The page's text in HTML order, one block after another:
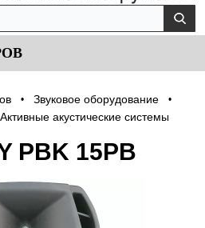
• Звуковое оборудование •
Активные акустические системы
PBK 15PB